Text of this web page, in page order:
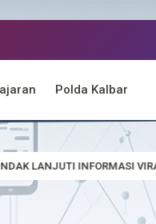
Polda Kalbar
CEK LOKASI DUGAAN